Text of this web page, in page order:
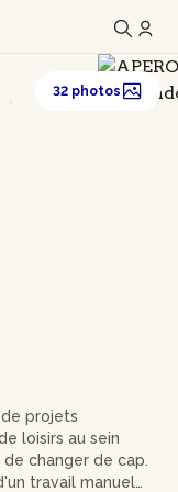
32 photos
projets
loisirs au sein
de changer de cap.
travail manuel la